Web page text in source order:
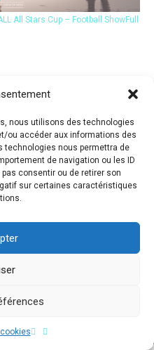
nous utilisons des technologies
ou accéder aux informations des
technologies nous permettra de
de navigation ou les ID
consentir ou de retirer son
sur certaines caractéristiques
All Stars Cup – Football ShowFull
All Rights Reserved.